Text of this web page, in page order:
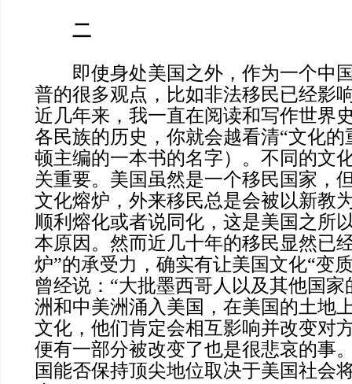
二
即使身处美国之外，作为一个中
普的很多观点，比如非法移民已经影
近几年来，我一直在阅读和写作世界
各民族的历史，你就会越看清“文化的
顿主编的一本书的名字）。不同的文
关重要。美国虽然是一个移民国家，
文化熔炉，外来移民总是会被以新教
顺利熔化或者说同化，这是美国之所
本原因。然而近几十年的移民显然已
炉”的承受力，确实有让美国文化“变
曾经说：“大批墨西哥人以及其他国
洲和中美洲涌入美国，在美国的土地
文化，他们肯定会相互影响并改变对
便有一部分被改变了也是很悲哀的事
国能否保持顶尖地位取决于美国社会